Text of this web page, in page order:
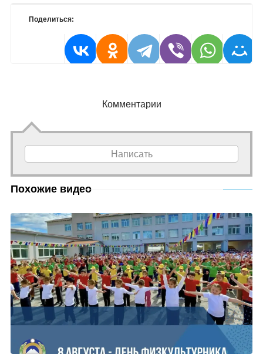
Поделиться:
Комментарии
Написать
Похожие видео